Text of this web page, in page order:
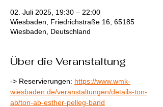
02. Juli 2025, 19:30 – 22:00
Wiesbaden, Friedrichstraße 16, 65185
Wiesbaden, Deutschland
Über die Veranstaltung
-> Reservierungen: https://www.wmk-
wiesbaden.de/veranstaltungen/details-ton-
ab/ton-ab-esther-pelleg-band